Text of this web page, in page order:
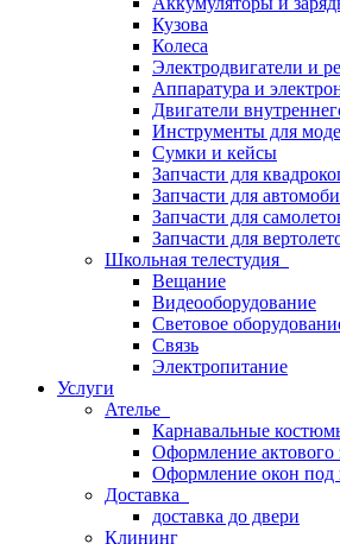
Кузова
Колеса
Электродвигатели и
Аппаратура и
Двигатели
Инструменты для
Сумки и кейсы
Запчасти для
Запчасти для
Запчасти для
Запчасти для
Школьная телестудия
Вещание
Видеооборудование
Световое
Связь
Электропитание
Услуги
Ателье
Карнавальные
Оформление актового
Оформление окон под
Доставка
доставка до двери
Клининг